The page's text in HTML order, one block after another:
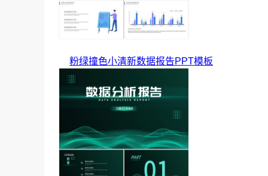
粉绿撞色小清新数据报告PPT模板